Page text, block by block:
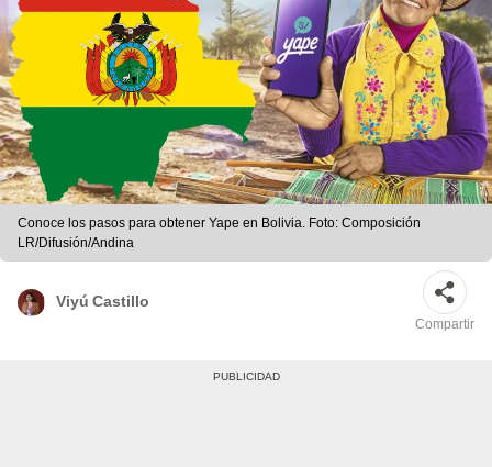
Conoce los pasos para obtener Yape en Bolivia. Foto: Composición
LR/Difusión/Andina
Viyú Castillo
Compartir